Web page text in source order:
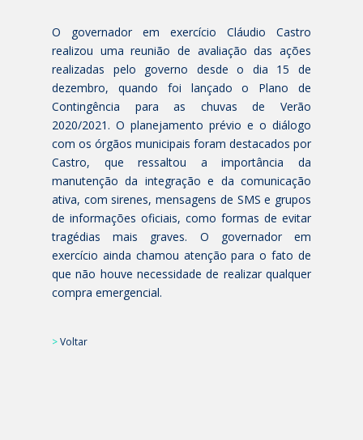
O governador em exercício Cláudio Castro
realizou uma reunião de avaliação das ações
realizadas pelo governo desde o dia 15 de
dezembro, quando foi lançado o Plano de
Contingência para as chuvas de Verão
2020/2021. O planejamento prévio e o diálogo
com os órgãos municipais foram destacados por
Castro, que ressaltou a importância da
manutenção da integração e da comunicação
ativa, com sirenes, mensagens de SMS e grupos
de informações oficiais, como formas de evitar
tragédias mais graves. O governador em
exercício ainda chamou atenção para o fato de
que não houve necessidade de realizar qualquer
compra emergencial.
>Voltar